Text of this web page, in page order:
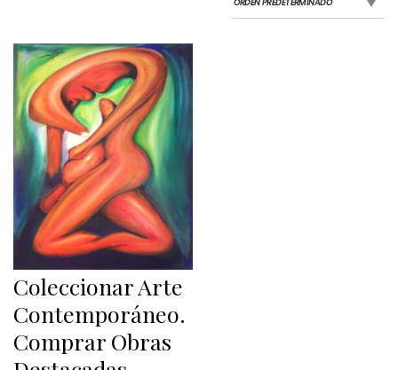
Coleccionar Arte
Contemporáneo.
Comprar Obras